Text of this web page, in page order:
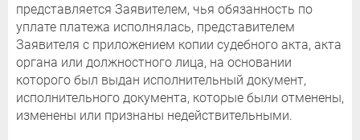
представляется Заявителем, чья обязанность по
уплате платежа исполнялась, представителем
Заявителя с приложением копии судебного акта, акта
органа или должностного лица, на основании
которого был выдан исполнительный документ,
исполнительного документа, которые были отменены,
изменены или признаны недействительными.